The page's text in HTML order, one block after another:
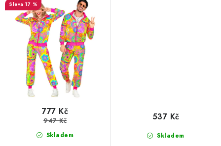
17 %
Skladem
777 Kč
947 Kč
Skladem
537 Kč